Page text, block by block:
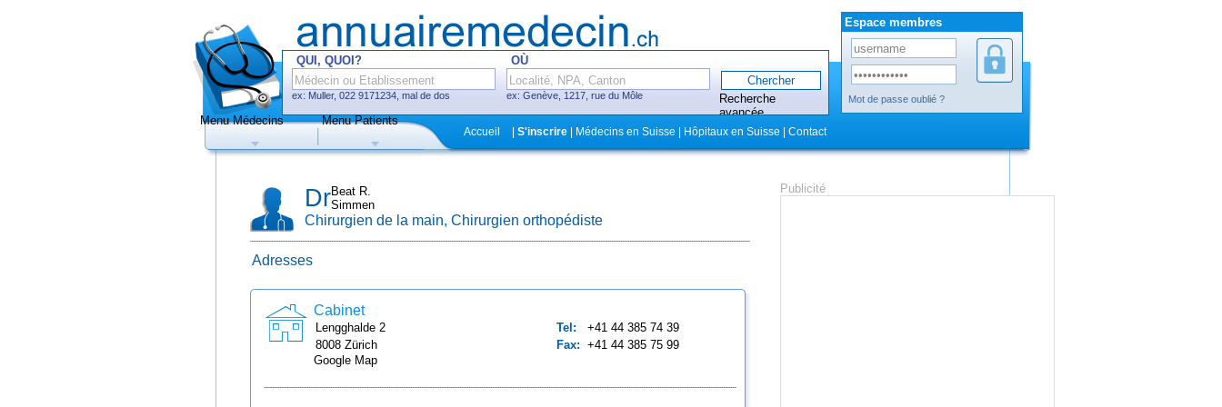
QUI, QUOI?
ex: Muller, 022 9171234, mal de dos
Recherche
avancée
OÙ
ex: Genève, 1217, rue du Môle
Hôpitaux, cliniques Fermer
de prise de rendez-vous en ligne
Espace membres
Mot de passe oublié ?
Menu Médecins Menu Patients
Accueil S'inscrire| Médecins en Suisse | Hôpitaux en Suisse | Contact
Publicité
DrBeat R.
Simmen
Chirurgien de la main, Chirurgien orthopédiste
Adresses
Cabinet
Lengghalde 2
8008 Zürich
Google Map
Tel:
+41 44 385 74 39
Fax: +41 44 385 75 99